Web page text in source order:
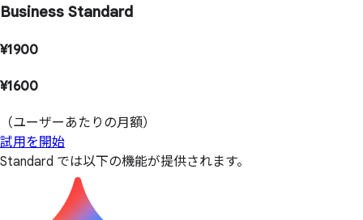
Business Standard
¥1900
¥1600
（ユーザーあたりの月額）
試用を開始
Standard では以下の機能が提供されます。